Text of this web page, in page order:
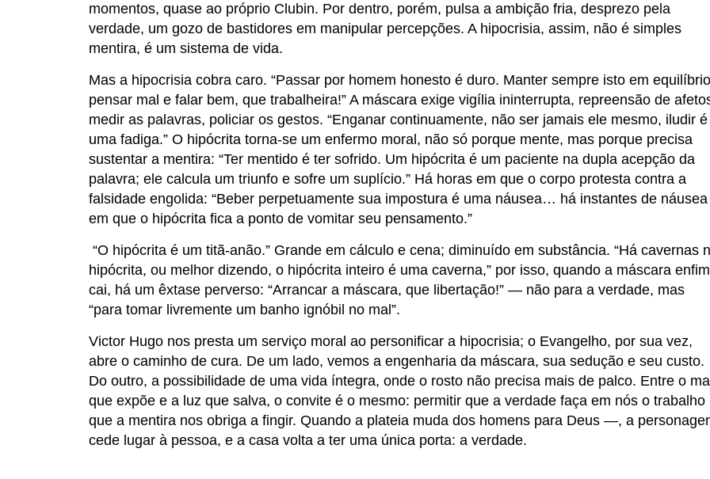
momentos, quase ao próprio Clubin. Por dentro, porém, pulsa a ambição fria, desprezo pela
verdade, um gozo de bastidores em manipular percepções. A hipocrisia, assim, não é simples
mentira, é um sistema de vida.
Mas a hipocrisia cobra caro. “Passar por homem honesto é duro. Manter sempre isto em
pensar mal e falar bem, que trabalheira!” A máscara exige vigília ininterrupta, repreensão de
medir as palavras, policiar os gestos. “Enganar continuamente, não ser jamais ele mesmo, iludir é
uma fadiga.” O hipócrita torna-se um enfermo moral, não só porque mente, mas porque precisa
sustentar a mentira: “Ter mentido é ter sofrido. Um hipócrita é um paciente na dupla acepção da
palavra; ele calcula um triunfo e sofre um suplício.” Há horas em que o corpo protesta contra a
falsidade engolida: “Beber perpetuamente sua impostura é uma náusea… há instantes de náusea
em que o hipócrita fica a ponto de vomitar seu pensamento.”
“O hipócrita é um titã-anão.” Grande em cálculo e cena; diminuído em substância. “Há cavernas
hipócrita, ou melhor dizendo, o hipócrita inteiro é uma caverna,” por isso, quando a máscara enfim
cai, há um êxtase perverso: “Arrancar a máscara, que libertação!” — não para a verdade, mas
“para tomar livremente um banho ignóbil no mal”.
Victor Hugo nos presta um serviço moral ao personificar a hipocrisia; o Evangelho, por sua vez,
abre o caminho de cura. De um lado, vemos a engenharia da máscara, sua sedução e seu custo.
Do outro, a possibilidade de uma vida íntegra, onde o rosto não precisa mais de palco. Entre o
que expõe e a luz que salva, o convite é o mesmo: permitir que a verdade faça em nós o trabalho
que a mentira nos obriga a fingir. Quando a plateia muda dos homens para Deus —, a
cede lugar à pessoa, e a casa volta a ter uma única porta: a verdade.